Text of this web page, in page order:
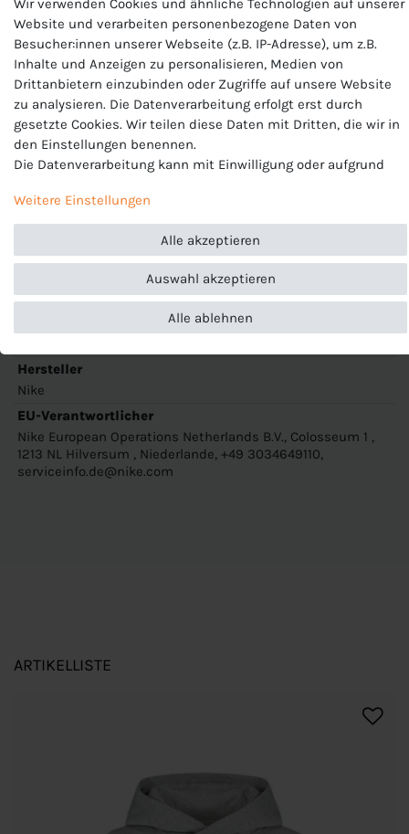
Nike Herren Shorts
Modell: Park III Short
Artikelnummer: BV6855
Passform:Slim fit, elastischer Taillenbund mit Kordelzug.
Temperaturregulierung:
angenehmen und trockenen Tragekomfort
100% Polyester
Hersteller
Nike
EU-Verantwortlicher
Nike European Operations Netherlands B.V., Colosseum 1 ,
1213 NL Hilversum , Niederlande, +49 3034649110,
serviceinfo.de@nike.com
ARTIKELLISTE
Wir verwenden Cookies und ähnliche Technologien auf unserer
Website und verarbeiten personenbezogene Daten von
Besucher:innen unserer Webseite (z.B. IP-Adresse), um z.B.
Inhalte und Anzeigen zu personalisieren, Medien von
Drittanbietern einzubinden oder Zugriffe auf unsere Website
zu analysieren. Die Datenverarbeitung erfolgt erst durch
gesetzte Cookies. Wir teilen diese Daten mit Dritten, die wir in
den Einstellungen benennen.
Die Datenverarbeitung kann mit Einwilligung oder aufgrund
erteilt oder abgelehnt werden. Es besteht das Recht, nicht
einzuwilligen und die Einwilligung zu einem späteren
Zeitpunkt zu ändern oder zu widerrufen. Beachten Sie unser
Impressumund weitere Hinweise zur Verwendung
personenbezogener Daten in unsererDaten­schutz­erklärung
Weitere Einstellungen
Alle akzeptieren
Alle ablehnen
Auswahl akzeptieren